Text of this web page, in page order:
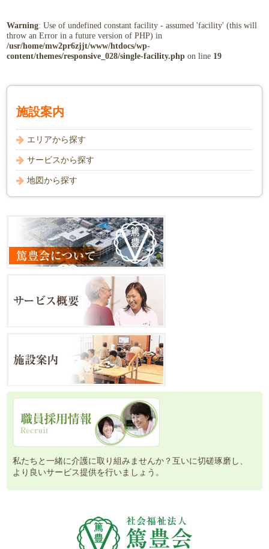
Warning: Use of undefined constant facility - assumed 'facility' (this will
throw an Error in a future version of PHP) in
/usr/home/mw2pr6zjjt/www/htdocs/wp-
content/themes/responsive_028/single-facility.php on line 19
施設案内
エリアから探す
サービスから探す
地図から探す
私たちと一緒に介護に取り組みませんか？互いに切磋琢磨し、
より良いサービス提供を行いましょう。